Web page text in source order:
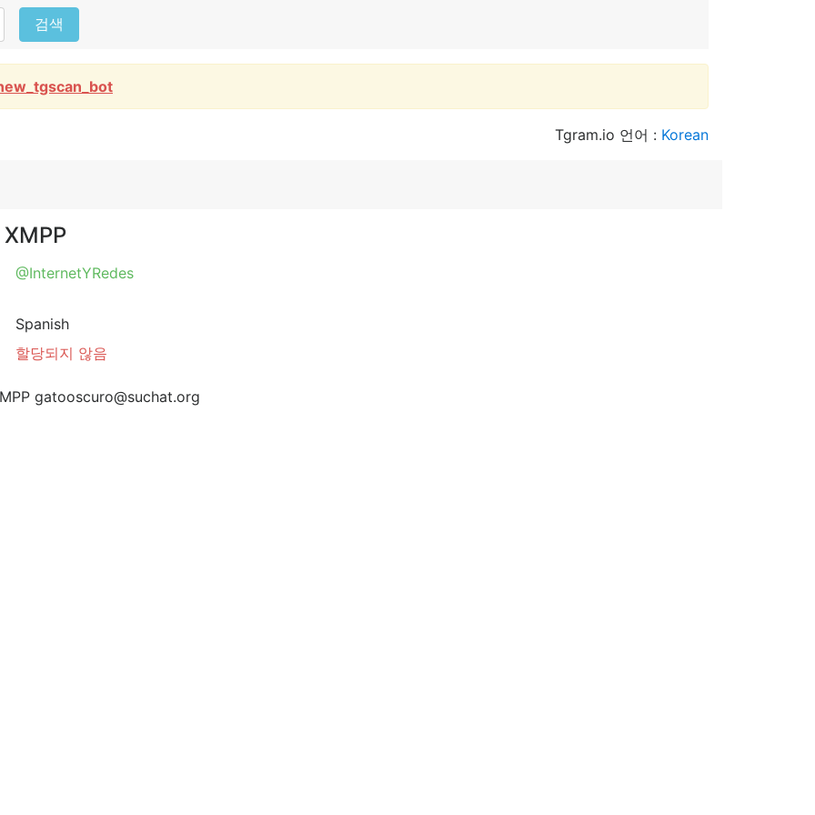
검색
Tgram.io 언어 : Korean
@InternetYRedes
Spanish
할당되지 않음
gatooscuro@suchat.org